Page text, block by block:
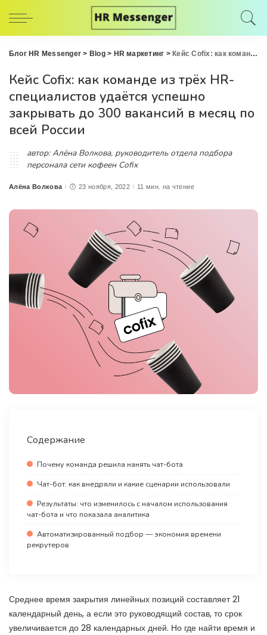
Блог HR Messenger > Blog> HR маркетинг > Кейс Cofix: как команде из трёх HR-специалистов удаётся успешно закрывать до 300 вакансий в месяц по всей России
Кейс Cofix: как команде из трёх HR-
специалистов удаётся успешно
закрывать до 300 вакансий в месяц по
всей России
автор: Алёна Волкова, руководитель отдела подбора
персонала сети кофеен Cofix
Posted
Алёна Волкова 23 ноября, 2022 11 мин. на чтение
Содержание
Почему команда решила нанять чат-бота
Чат-бот: как внедряли и какие сценарии использовали
Результаты: что изменилось с началом использования
чат-бота и что показала аналитика
Автоматизированный подбор — экономия времени
рекрутеров
Среднее время закрытия линейных позиций составляет 21
календарный день, а если это руководящий состав, то срок
увеличивается до 28 календарных дней. Но где найти время и